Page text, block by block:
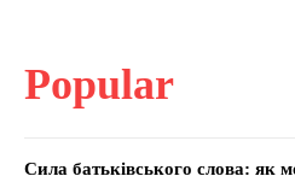
Popular
Сила батьківського слова: як